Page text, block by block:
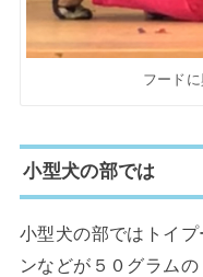
フード
小型犬の部では
小型犬の部ではトイ
ンなどが５０グラム